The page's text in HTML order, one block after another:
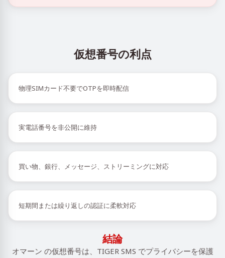
仮想番号の利点
物理SIMカード不要でOTPを即時配信
実電話番号を非公開に維持
買い物、銀行、メッセージ、ストリーミングに対応
短期間または繰り返しの認証に柔軟対応
結論
オマーン の仮想番号は、TIGER SMS でプライバシーを保護